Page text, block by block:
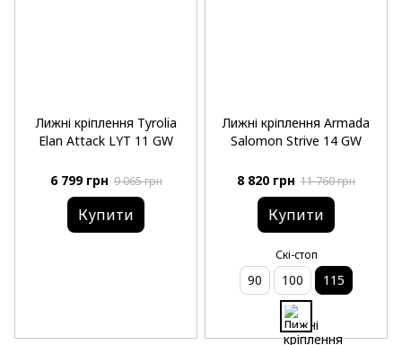
Лижні кріплення Tyrolia
Elan Attack LYT 11 GW
6 799 грн 9 065 грн
Купити
Лижні кріплення Armada
Salomon Strive 14 GW
8 820 грн 11 760 грн
Купити
Скі-стоп
90 100 115